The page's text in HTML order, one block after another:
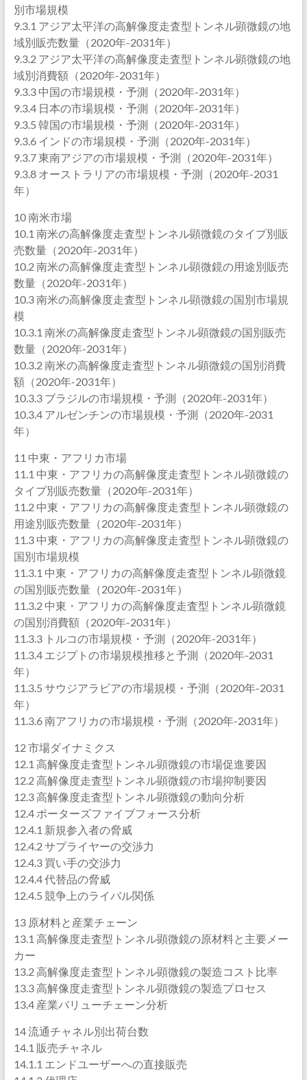
別市場規模
9.3.1 アジア太平洋の高解像度走査型トンネル顕微鏡の地
域別販売数量（2020年-2031年）
9.3.2 アジア太平洋の高解像度走査型トンネル顕微鏡の地
域別消費額（2020年-2031年）
9.3.3 中国の市場規模・予測（2020年-2031年）
9.3.4 日本の市場規模・予測（2020年-2031年）
9.3.5 韓国の市場規模・予測（2020年-2031年）
9.3.6 インドの市場規模・予測（2020年-2031年）
9.3.7 東南アジアの市場規模・予測（2020年-2031年）
9.3.8 オーストラリアの市場規模・予測（2020年-2031
年）
10 南米市場
10.1 南米の高解像度走査型トンネル顕微鏡のタイプ別販
売数量（2020年-2031年）
10.2 南米の高解像度走査型トンネル顕微鏡の用途別販売
数量（2020年-2031年）
10.3 南米の高解像度走査型トンネル顕微鏡の国別市場規
模
10.3.1 南米の高解像度走査型トンネル顕微鏡の国別販売
数量（2020年-2031年）
10.3.2 南米の高解像度走査型トンネル顕微鏡の国別消費
額（2020年-2031年）
10.3.3 ブラジルの市場規模・予測（2020年-2031年）
10.3.4 アルゼンチンの市場規模・予測（2020年-2031
年）
11 中東・アフリカ市場
11.1 中東・アフリカの高解像度走査型トンネル顕微鏡の
タイプ別販売数量（2020年-2031年）
11.2 中東・アフリカの高解像度走査型トンネル顕微鏡の
用途別販売数量（2020年-2031年）
11.3 中東・アフリカの高解像度走査型トンネル顕微鏡の
国別市場規模
11.3.1 中東・アフリカの高解像度走査型トンネル顕微鏡
の国別販売数量（2020年-2031年）
11.3.2 中東・アフリカの高解像度走査型トンネル顕微鏡
の国別消費額（2020年-2031年）
11.3.3 トルコの市場規模・予測（2020年-2031年）
11.3.4 エジプトの市場規模推移と予測（2020年-2031
年）
11.3.5 サウジアラビアの市場規模・予測（2020年-2031
年）
11.3.6 南アフリカの市場規模・予測（2020年-2031年）
12 市場ダイナミクス
12.1 高解像度走査型トンネル顕微鏡の市場促進要因
12.2 高解像度走査型トンネル顕微鏡の市場抑制要因
12.3 高解像度走査型トンネル顕微鏡の動向分析
12.4 ポーターズファイブフォース分析
12.4.1 新規参入者の脅威
12.4.2 サプライヤーの交渉力
12.4.3 買い手の交渉力
12.4.4 代替品の脅威
12.4.5 競争上のライバル関係
13 原材料と産業チェーン
13.1 高解像度走査型トンネル顕微鏡の原材料と主要メー
カー
13.2 高解像度走査型トンネル顕微鏡の製造コスト比率
13.3 高解像度走査型トンネル顕微鏡の製造プロセス
13.4 産業バリューチェーン分析
14 流通チャネル別出荷台数
14.1 販売チャネル
14.1.1 エンドユーザーへの直接販売